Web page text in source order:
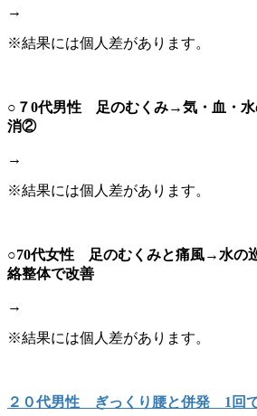
→
※結果には個人差があります。
○７0代男性 足のむくみ→気・血・水
消②
→
※結果には個人差があります。
○70代女性 足のむくみと痛風→水の
絡整体で改善
→
※結果には個人差があります。
２０代男性 ぎっくり腰と併発 1回